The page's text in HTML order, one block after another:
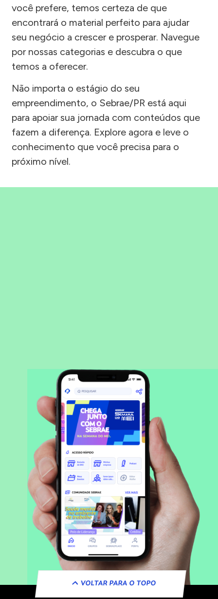
você prefere, temos certeza de que
encontrará o material perfeito para ajudar
seu negócio a crescer e prosperar. Navegue
por nossas categorias e descubra o que
temos a oferecer.
Não importa o estágio do seu
empreendimento, o Sebrae/PR está aqui
para apoiar sua jornada com conteúdos que
fazem a diferença. Explore agora e leve o
conhecimento que você precisa para o
próximo nível.
VOLTAR PARA O TOPO